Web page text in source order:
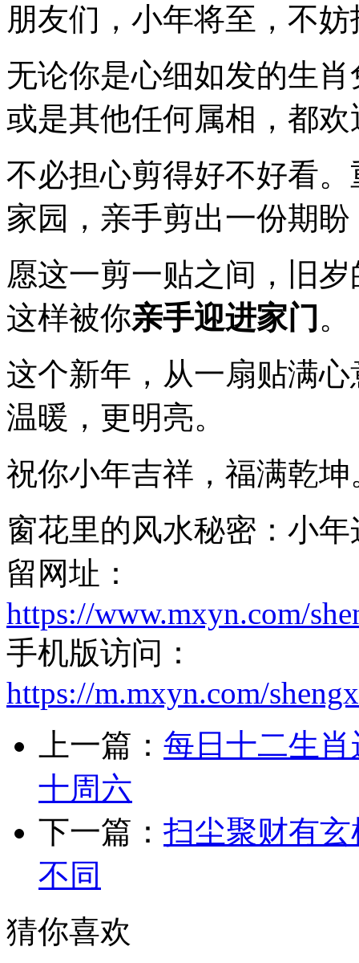
朋友们，小年将至，不
无论你是心细如发的生
或是其他任何属相，都
不必担心剪得好不好看
家园，亲手剪出一份期
愿这一剪一贴之间，旧
这样被你亲手迎进家门 。
这个新年，从一扇贴满
温暖，更明亮。
祝你小年吉祥，福满乾坤
窗花里的风水秘密：小
留网址：
https://www.mxyn.com/
手机版访问：
https://m.mxyn.com/
上一篇： 每日十二生
十周六
下一篇： 扫尘聚财有
不同
猜你喜欢